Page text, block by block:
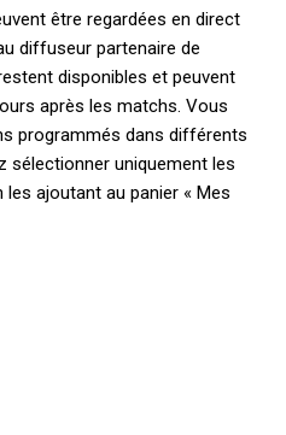
être regardées en direct
diffuseur partenaire de
disponibles et peuvent
après les matchs. Vous
programmés dans différents
sélectionner uniquement les
ajoutant au panier « Mes